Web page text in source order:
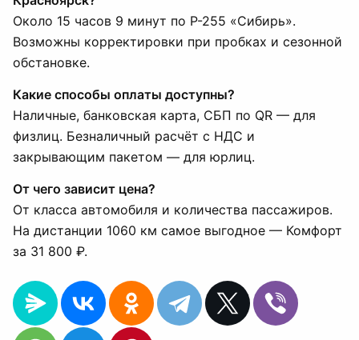
Около 15 часов 9 минут по Р-255 «Сибирь».
Возможны корректировки при пробках и сезонной
обстановке.
Какие способы оплаты доступны?
Наличные, банковская карта, СБП по QR — для
физлиц. Безналичный расчёт с НДС и
закрывающим пакетом — для юрлиц.
От чего зависит цена?
От класса автомобиля и количества пассажиров.
На дистанции 1060 км самое выгодное — Комфорт
за 31 800 ₽.